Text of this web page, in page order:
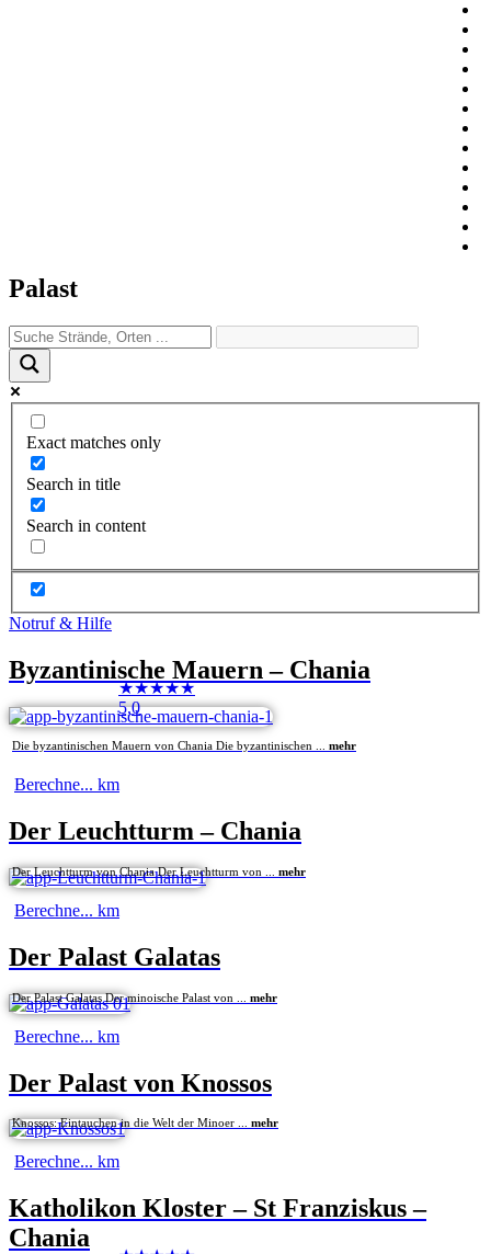
Palast
Exact matches only
Search in title
Search in content
Notruf & Hilfe
Byzantinische Mauern – Chania
★★★★★
5,0
Die byzantinischen Mauern von Chania Die byzantinischen ... mehr
Berechne... km
Der Leuchtturm – Chania
Der Leuchtturm von Chania Der Leuchtturm von ... mehr
Berechne... km
Der Palast Galatas
Der Palast Galatas Der minoische Palast von ... mehr
Berechne... km
Der Palast von Knossos
Knossos: Eintauchen in die Welt der Minoer ... mehr
Berechne... km
Katholikon Kloster – St Franziskus –
Chania